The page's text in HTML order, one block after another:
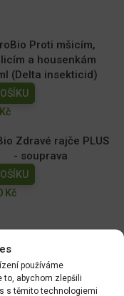
používáme
to, abychom zlepšili
s těmito technologiemi
Proti mšicím,
a housenkám
(Delta insekticid)
Kč
Zdravé rajče PLUS
- souprava
Kč
navíc) 300g
Kč